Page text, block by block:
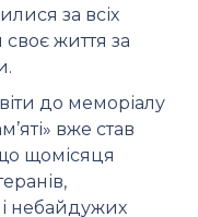
за всіх
своє життя за
до меморіалу
вже став
щомісяця
небайдужих